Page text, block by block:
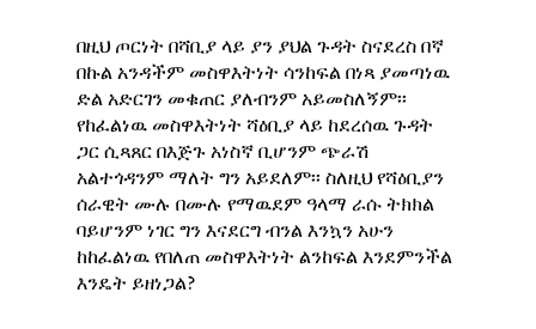
በዚህ ጦርነት በሻቢያ ላይ ያን ያህል ጉዳት ስናደረስ በኛ
በኩል አንዳችም መስዋእትነት ሳንከፍል በነጻ ያመጣነዉ
ድል አድርገን መቁጠር ያለብንም አይመስለኝም፡፡
የከፈልነዉ መስዋእትነት ሻዕቢያ ላይ ከደረሰዉ ጉዳት
ጋር ሲጻጸር በእጅጉ አነስኛ ቢሆንም ጭራሽ
አልተጎዳንም ማለት ግን አይደለም፡፡ ስለዚህ የሻዕቢያን
ሰራዊት ሙሉ በሙሉ የማዉደም ዓላማ ራሱ ትክክል
ባይሆንም ነገር ግን እናደርግ ብንል እንኳን አሁን
ከከፈልነዉ የበለጠ መስዋእትነት ልንከፍል እንደምንችል
እንዴት ይዘነጋል?